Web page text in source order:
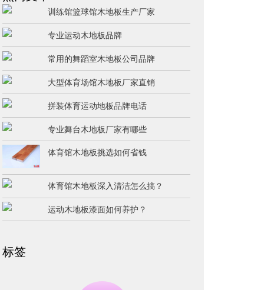
训练馆篮球馆木地板生产厂家
专业运动木地板品牌
常用的舞蹈室木地板公司品牌
大型体育场馆木地板厂家直销
拼装体育运动地板品牌电话
专业舞台木地板厂家有哪些
体育馆木地板挑选如何省钱
体育馆木地板深入清洁怎么搞？
运动木地板漆面如何养护？
标签